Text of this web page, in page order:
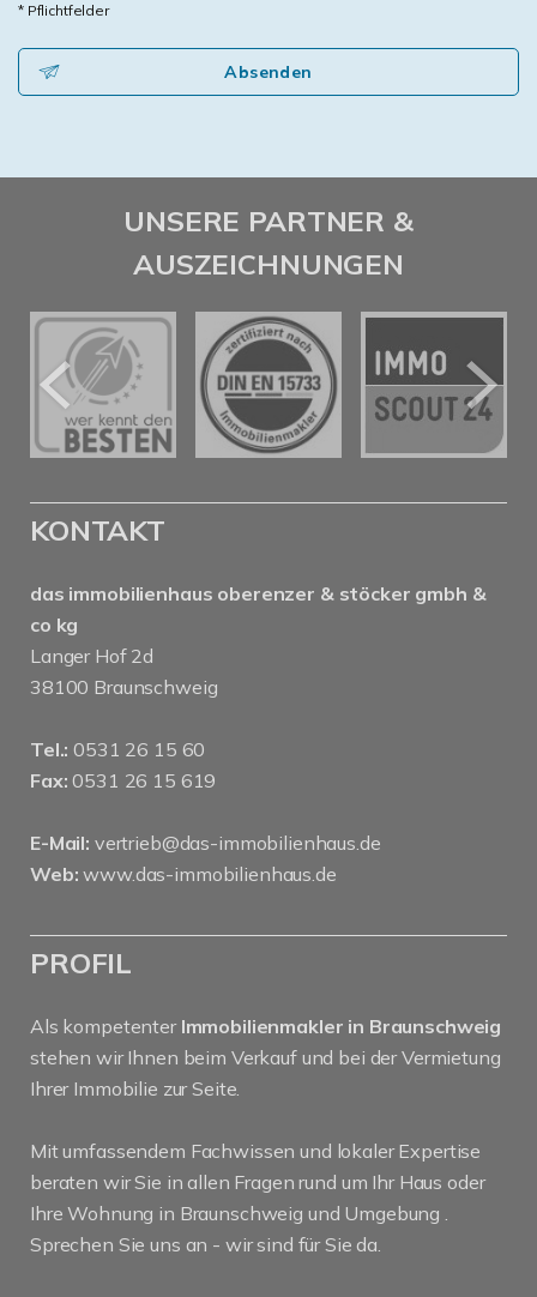
* Pflichtfelder
Absenden
UNSERE PARTNER &
AUSZEICHNUNGEN
KONTAKT
das immobilienhaus oberenzer & stöcker gmbh &
co kg
Langer Hof 2d
38100 Braunschweig
Tel.: 0531 26 15 60
Fax: 0531 26 15 619
E-Mail: vertrieb@das-immobilienhaus.de
Web: www.das-immobilienhaus.de
PROFIL
Als kompetenter Immobilienmakler in Braunschweig
stehen wir Ihnen beim Verkauf und bei der Vermietung
Ihrer Immobilie zur Seite.
Mit umfassendem Fachwissen und lokaler Expertise
beraten wir Sie in allen Fragen rund um Ihr Haus oder
Ihre Wohnung in Braunschweig und Umgebung .
Sprechen Sie uns an - wir sind für Sie da.